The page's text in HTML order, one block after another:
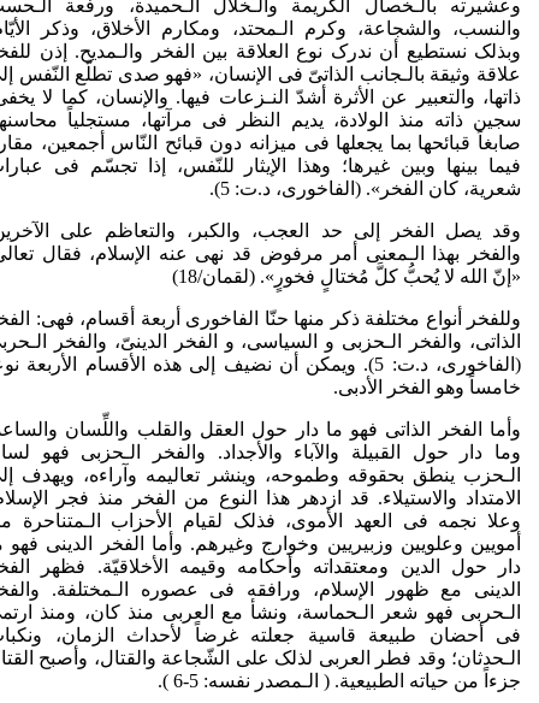
وعشیرته بالـخصال الکریمة والـخلال الـحمیدة، ورفعة
والنسب، والشجاعة، وکرم الـمحتد، ومکارم الأخلاق، وذکر
وبذلک نستطیع أن ندرک نوع العلاقة بین الفخر والـمدیح. إذن
علاقة وثیقة بالـجانب الذاتیّ فی الإنسان، «فهو صدی تطلّع النّفس
ذاتها، والتعبیر عن الأثرة أشدّ النـزعات فیها. والإنسان، کما لا
سجین ذاته منذ الولادة، یدیم النظر فی مرآتها، مستجلیاً
صابغاً قبائحها بما یجعلها فی میزانه دون قبائح النّاس أجمعین،
فیما بینها وبین غیرها؛ وهذا الإیثار للنّفس، إذا تجسّم فی
شعریة، کان الفخر». (الفاخوری، د.ت: 5).
وقد یصل الفخر إلی حد العجب، والکبر، والتعاظم علی
والفخر بهذا الـمعنی أمر مرفوض قد نهی عنه الإسلام، فقال
«إنّ الله لا یُحبُّ کلَّ مُختالٍ فخورٍ». (لقمان/18)
وللفخر أنواع مختلفة ذکر منها حنّا الفاخوری أربعة أقسام، فهى:
الذاتی، والفخر الـحزبی و السیاسی، و الفخر الدینیّ، والفخر
(الفاخوری، د.ت: 5). ویمکن أن نضیف إلی هذه الأقسام الأربعة
خامساً وهو الفخر الأدبی.
وأما الفخر الذاتی فهو ما دار حول العقل والقلب واللِّسان
وما دار حول القبیلة والآباء والأجداد. والفخر الـحزبی فهو
الـحزب ینطق بحقوقه وطموحه، وینشر تعالیمه وآراءه، ویهدف
الامتداد والاستیلاء. قد ازدهر هذا النوع من الفخر منذ فجر
وعلا نجمه فی العهد الأموی، فذلک لقیام الأحزاب الـمتناحرة
أمویین وعلویین وزبیریین وخوارج وغیرهم. وأما الفخر الدینی فهو
دار حول الدین ومعتقداته وأحکامه وقیمه الأخلاقیّة. فظهر
الدینی مع ظهور الإسلام، ورافقه فی عصوره الـمختلفة.
الـحربی فهو شعر الـحماسة، ونشأ مع العربی منذ کان، ومنذ
فی أحضان طبیعة قاسیة جعلته غرضاً لأحداث الزمان،
الـحدثان؛ وقد فطر العربی لذلک علی الشّجاعة والقتال، وأصبح
جزءاً من حیاته الطبیعیة. ( الـمصدر نفسه: 5-6 ).